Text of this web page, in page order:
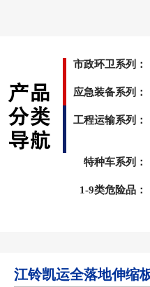
市政环卫系列：
应急装备系列：
工程运输系列：
特种车系列：
1-9类危险品：
江铃凯运全落地伸缩